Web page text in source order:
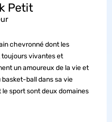
Petit
chevronné dont les
vivantes et
un amoureux de la vie et
ball dans sa vie
sport sont deux domaines